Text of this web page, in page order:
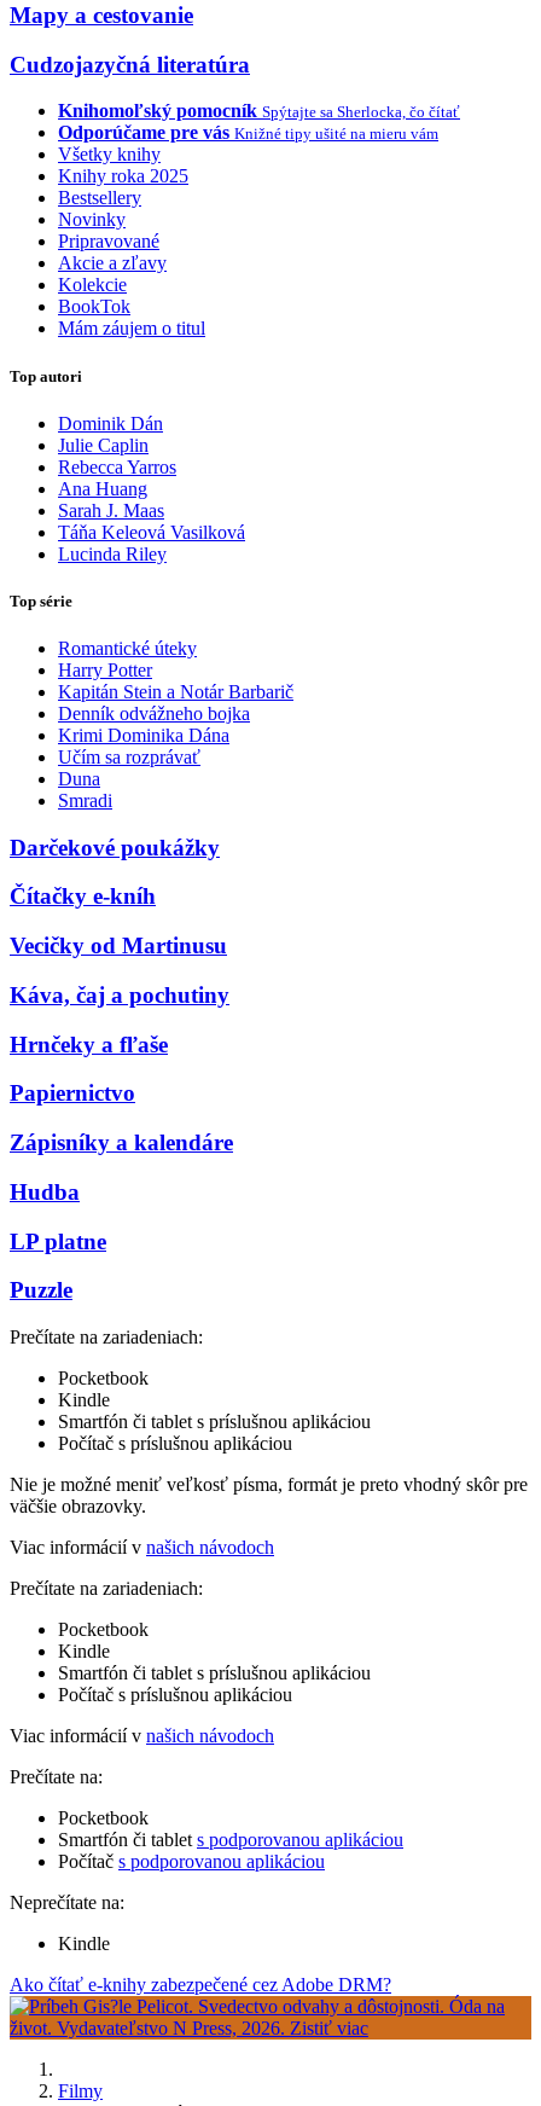
Mapy a cestovanie
Cudzojazyčná literatúra
Knihomoľský pomocník Spýtajte sa Sherlocka, čo čítať
Odporúčame pre vás Knižné tipy ušité na mieru vám
Všetky knihy
Knihy roka 2025
Bestsellery
Novinky
Pripravované
Akcie a zľavy
Kolekcie
BookTok
Mám záujem o titul
Top autori
Dominik Dán
Julie Caplin
Rebecca Yarros
Ana Huang
Sarah J. Maas
Táňa Keleová Vasilková
Lucinda Riley
Top série
Romantické úteky
Harry Potter
Kapitán Stein a Notár Barbarič
Denník odvážneho bojka
Krimi Dominika Dána
Učím sa rozprávať
Duna
Smradi
Darčekové poukážky
Čítačky e-kníh
Vecičky od Martinusu
Káva, čaj a pochutiny
Hrnčeky a fľaše
Papiernictvo
Zápisníky a kalendáre
Hudba
LP platne
Puzzle
Prečítate na zariadeniach:
Pocketbook
Kindle
Smartfón či tablet s príslušnou aplikáciou
Počítač s príslušnou aplikáciou
Nie je možné meniť veľkosť písma, formát je preto vhodný skôr pre
väčšie obrazovky.
Viac informácií v našich návodoch
Prečítate na zariadeniach:
Pocketbook
Kindle
Smartfón či tablet s príslušnou aplikáciou
Počítač s príslušnou aplikáciou
Viac informácií v našich návodoch
Prečítate na:
Pocketbook
Smartfón či tablet s podporovanou aplikáciou
Počítač s podporovanou aplikáciou
Neprečítate na:
Kindle
Ako čítať e-knihy zabezpečené cez Adobe DRM?
Filmy